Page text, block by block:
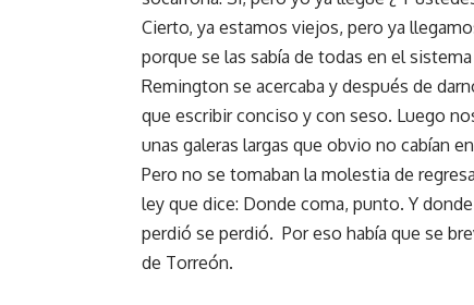
Cierto, ya estamos viejos, pero ya
porque se las sabía de todas en el
Remington se acercaba y después de
que escribir conciso y con seso. Luego
unas galeras largas que obvio no cabían
Pero no se tomaban la molestia de
ley que dice: Donde coma, punto. Y
perdió se perdió. Por eso había que se
de Torreón.